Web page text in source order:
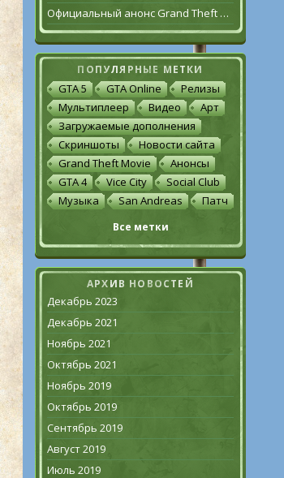
Официальный анонс Grand Theft Auto: The Trilogy – The Definitive Edition
ПОПУЛЯРНЫЕ МЕТКИ
GTA 5 GTA Online
Релизы
Мультиплеер
Видео
Арт
Загружаемые дополнения
Скриншоты
Новости сайта
Grand Theft Movie
Анонсы
GTA 4
Vice City
Social Club
Музыка
San Andreas Патч
Все метки
АРХИВ НОВОСТЕЙ
Декабрь 2023
Декабрь 2021
Ноябрь 2021
Октябрь 2021
Ноябрь 2019
Октябрь 2019
Сентябрь 2019
Август 2019
Июль 2019